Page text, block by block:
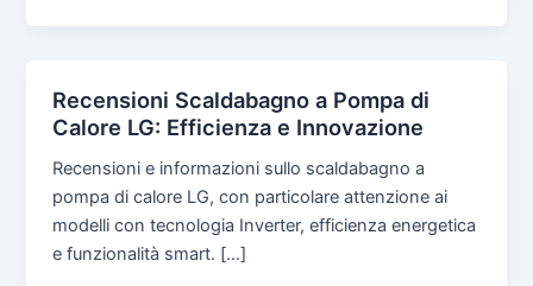
Recensioni Scaldabagno a Pompa di
Calore LG: Efficienza e Innovazione
Recensioni e informazioni sullo scaldabagno a
pompa di calore LG, con particolare attenzione ai
modelli con tecnologia Inverter, efficienza energetica
e funzionalità smart. […]